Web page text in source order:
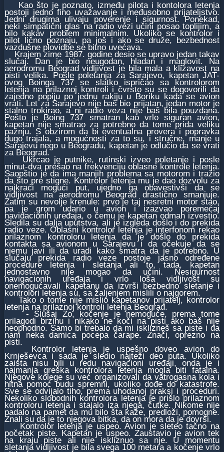
Kao što je poznato, između pilota i kontolora letenja
postoji jedno fino uvažavanje i međusobno prijateljstvo.
Jedni drugima ulivaju poverenje i sigurnost. Ponekad,
neki simpatični glas na radio vezi učini posao toplijim, a
bilo kakav problem minimalnim. Ukoliko se kontrolor i
pilot lično poznaju, pa još i ako se druže, bezbednost
vazdušne plovidbe se bitno uvećava.
Krajem zime 1987. godine desio se upravo jedan takav
slučaj. Dan je bio neugodan, hladan i maglovit. Na
aerodromu Beograd vidljivost je bila mala a klizavost na
pisti velika. Posle poletanja za Sarajevo, kapetan JAT-
ovog Boinga 737 se slatko ispričao sa kontrolorom
letenja na prilaznoj kontroli i čvrsto su se dogovorili da
zajedno popiju po jednu rakiju u Boriku kada se avion
vrati. Let za Sarajevo nije baš bio prijatan, jedan motor je
stalno trokirao, a ni radio veza nije baš bila pouzdana.
Pošto je Boing 737 smatran kao vrlo siguran avion,
kapetan nije smatrao za potrebno da tome prida veliku
pažnju. S obzirom da bi eventualna provera i popravka
dugo trajala, a mogućnosti za to su, i stručne, manje u
Sarajevu nego u Beogradu, kapetan je odlučio da se vrati
za Beograd.
Ukrcao je putnike, rutinski izveo poletanje i posle
minut-dva prešao na frekvenciju oblasne kontrole letenja.
Saopštio je da ima manjih problema sa motorom i tražio
da što pre stigne. Kontrolor letenja mu je dao dozvolu za
najkraći mogući put, ujedno ga obavestivši da se
vidljivost na aerodromu Beograd drastično smanjuje.
Zatim su nevolje krenule: prvo je taj nesretni motor stao,
pa je grom udario u avion i izazvao poremećaj
navidacionih uređaja, o čemu je kapetan odmah izvestio.
Sledila su dalja uputstva, ali je izgleda došlo i do prekida
radio veze. Oblasni kontrolor letenja je interfonom rekao
prilaznom kontroloru letenja da je došlo do prekida
kontakta sa avionom u Sarajevu i da očekuje da se
njemu javi ili da uradi kako smatra da je potrebno. U
slučaju prekida radio veze postoje jasno određene
procedure letenja i sletanja ali to, tada, kapetan
jednostavno nije mogao da učini. Nesigurnost
navigacionih uređaja i vrlo loša vidljivost su
onemogućavali kapetanu da izvrši bezbedno sletanje i
kontrolori letenja su, sa žaljenjem mislili o najgorem.
Tako o tome nije mislio kapetanov prijatelj, kontrolor
letenja na prilaznoj kontroli letenja Beograd.
- Slušaj Žo, kočenje je nemoguće, prema tome
prilagodi brzinu i nikako ne koči na pisti ako baš nije
neophodno. Samo bi trebalo da mi isklizneš sa piste i da
nam neka damica pocepa čarape. Znači, oprezno na
pisti.
Kontrolor letenja je uspešno doveo avion do
Krnješevca i sada je sledio najteži deo puta. Ukoliko
zaista nisu bili u redu navigacioni uređaji, onda je i
najmanja greška kontrolora letenja mogla biti fatalna.
Njegove kolege su već organizovali da vatrogasna kola i
hitna pomoć budu spremni, ukoliko dođe do katastrofe.
Sve se odvijalo tiho, prema uhodanoj praksi i proceduri.
Nekoliko slobodnih kontrolora letenja je prišlo prilaznom
kontroloru letenja i stajalo iza njega, ćutke. Nikome nije
padalo na pamet da mu bilo šta kaže, predloži, pomogne.
Znali su da je to njegova bitka, da on mora da je dovrši.
Kontrolor letenja je uspeo. Avion je sleteo tačno na
početak piste. Kapetan je uspeo. Zaustavio je avion tek
na kraju piste ali nije iskliznuo sa nje. U momentu
sletanja vidljivost je bila svega 100 metara a kočenje vrlo